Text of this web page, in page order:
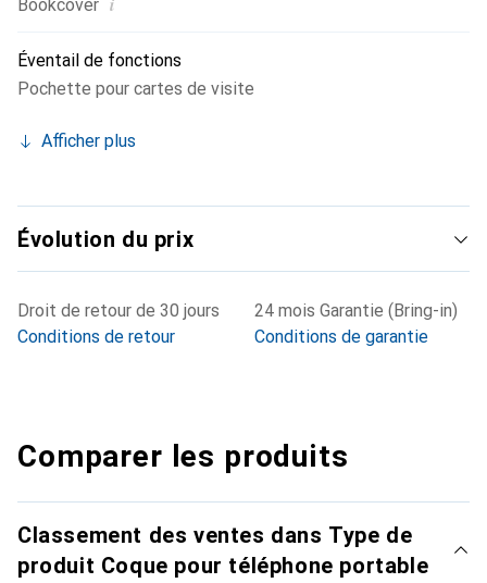
Bookcover
Éventail de fonctions
Pochette pour cartes de visite
Afficher plus
Évolution du prix
Droit de retour de 30 jours
Conditions de retour
24 mois Garantie (Bring-in)
Conditions de garantie
Comparer les produits
Classement des ventes dans Type de
produit Coque pour téléphone portable